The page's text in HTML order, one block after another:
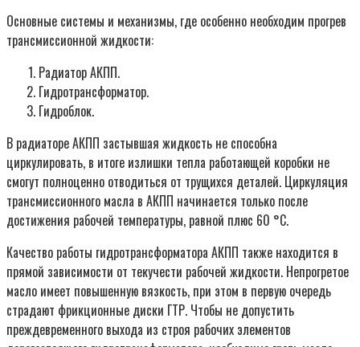
Основные системы и механизмы, где особенно необходим прогрев
трансмиссионной жидкости:
Радиатор АКПП.
Гидротрансформатор.
Гидроблок.
В радиаторе АКПП застывшая жидкость не способна
циркулировать, в итоге излишки тепла работающей коробки не
смогут полноценно отводиться от трущихся деталей. Циркуляция
трансмиссионного масла в АКПП начинается только после
достижения рабочей температуры, равной плюс 60 °С.
Качество работы гидротрансформатора АКПП также находится в
прямой зависимости от текучести рабочей жидкости. Непрогретое
масло имеет повышенную вязкость, при этом в первую очередь
страдают фрикционные диски ГТР. Чтобы не допустить
преждевременного выхода из строя рабочих элементов